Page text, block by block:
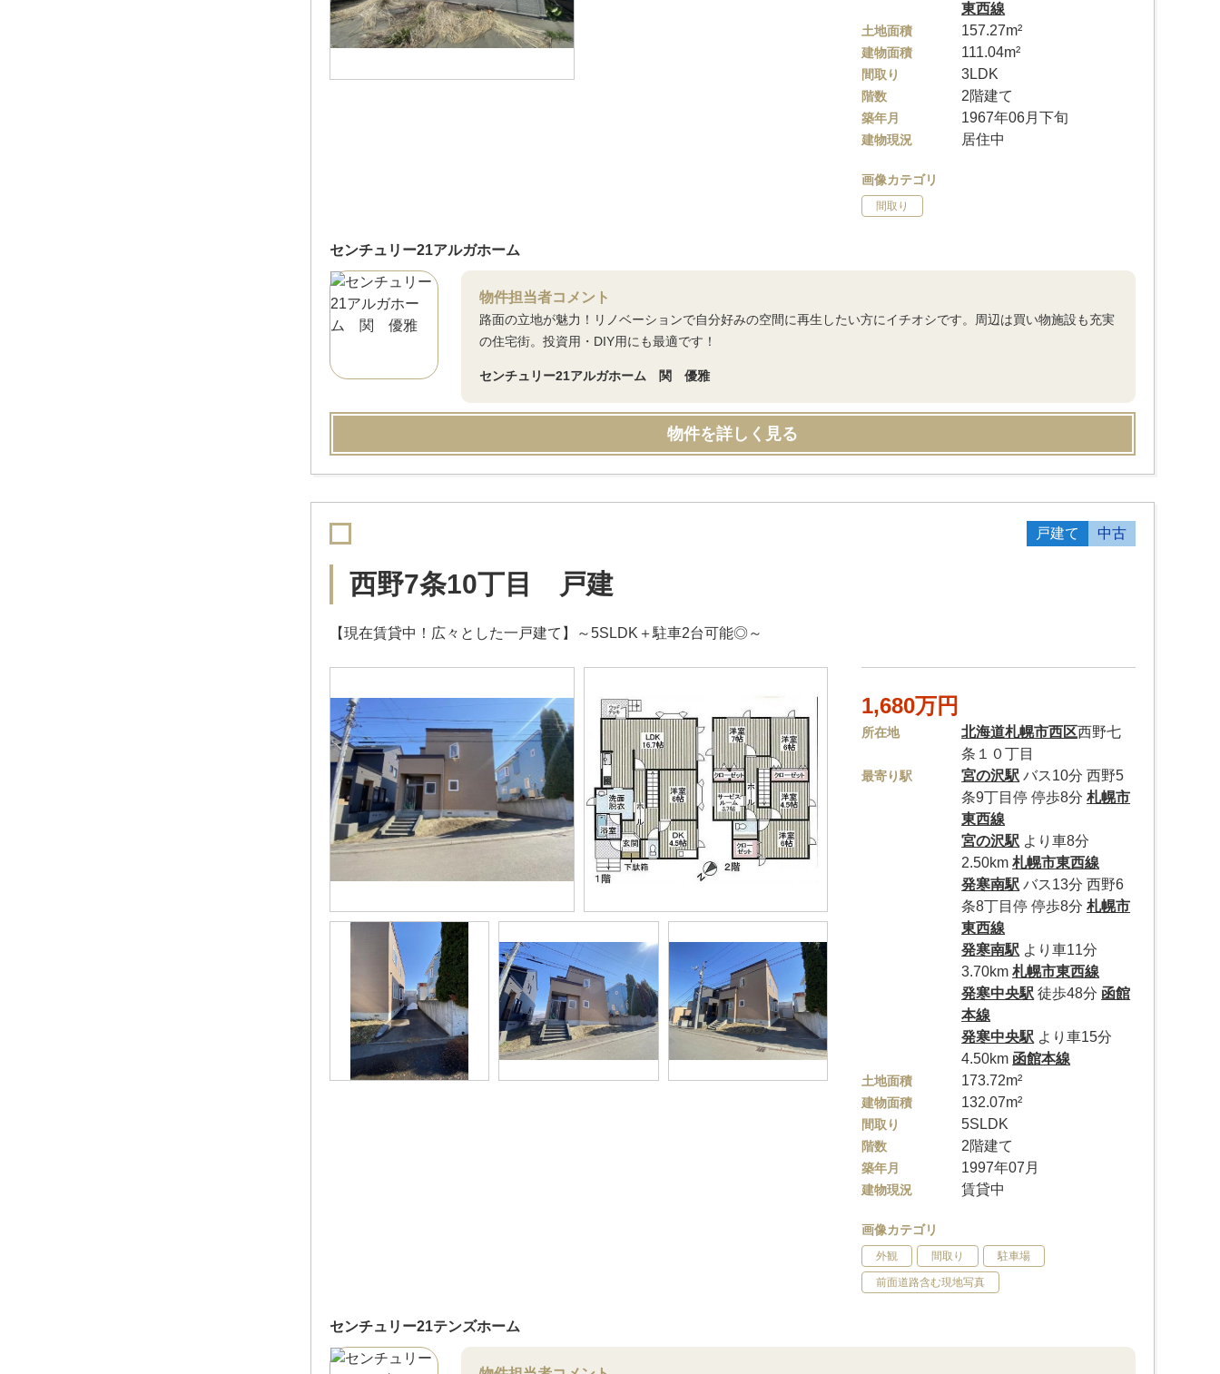
東西線
土地面積 157.27m²
建物面積 111.04m²
間取り 3LDK
階数 2階建て
築年月 1967年06月下旬
建物現況 居住中
画像カテゴリ
間取り
センチュリー21アルガホーム
物件担当者コメント
路面の立地が魅力！リノベーションで自分好みの空間に再生したい方にイチオシです。周辺は買い物施設も充実
の住宅街。投資用・DIY用にも最適です！
センチュリー21アルガホーム 関 優雅
物件を詳しく見る
戸建て 中古
西野7条10丁目 戸建
【現在賃貸中！広々とした一戸建て】～5SLDK＋駐車2台可能◎～
1,680万円
所在地 北海道札幌市西区西野七
条１０丁目
最寄り駅 宮の沢駅 バス10分 西野5
条9丁目停 停歩8分札幌市
東西線
宮の沢駅 より車8分
2.50km札幌市東西線
発寒南駅 バス13分 西野6
条8丁目停 停歩8分札幌市
東西線
発寒南駅 より車11分
3.70km札幌市東西線
発寒中央駅 徒歩48分 函館
本線
発寒中央駅 より車15分
4.50km 函館本線
土地面積 173.72m²
建物面積 132.07m²
間取り 5SLDK
階数 2階建て
築年月 1997年07月
建物現況 賃貸中
画像カテゴリ
外観 間取り 駐車場
前面道路含む現地写真
センチュリー21テンズホーム